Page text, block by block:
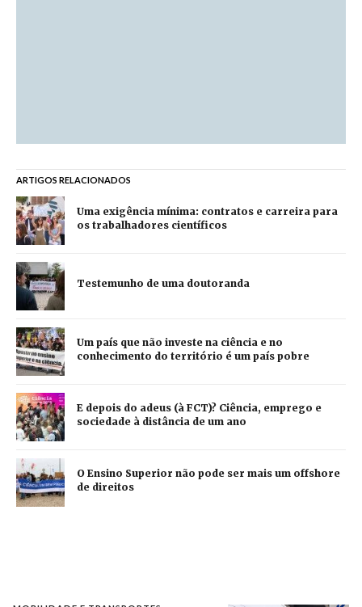
ARTIGOS RELACIONADOS
Uma exigência mínima: contratos e carreira para
os trabalhadores científicos
Testemunho de uma doutoranda
Um país que não investe na ciência e no
conhecimento do território é um país pobre
E depois do adeus (à FCT)? Ciência, emprego e
sociedade à distância de um ano
O Ensino Superior não pode ser mais um offshore
de direitos